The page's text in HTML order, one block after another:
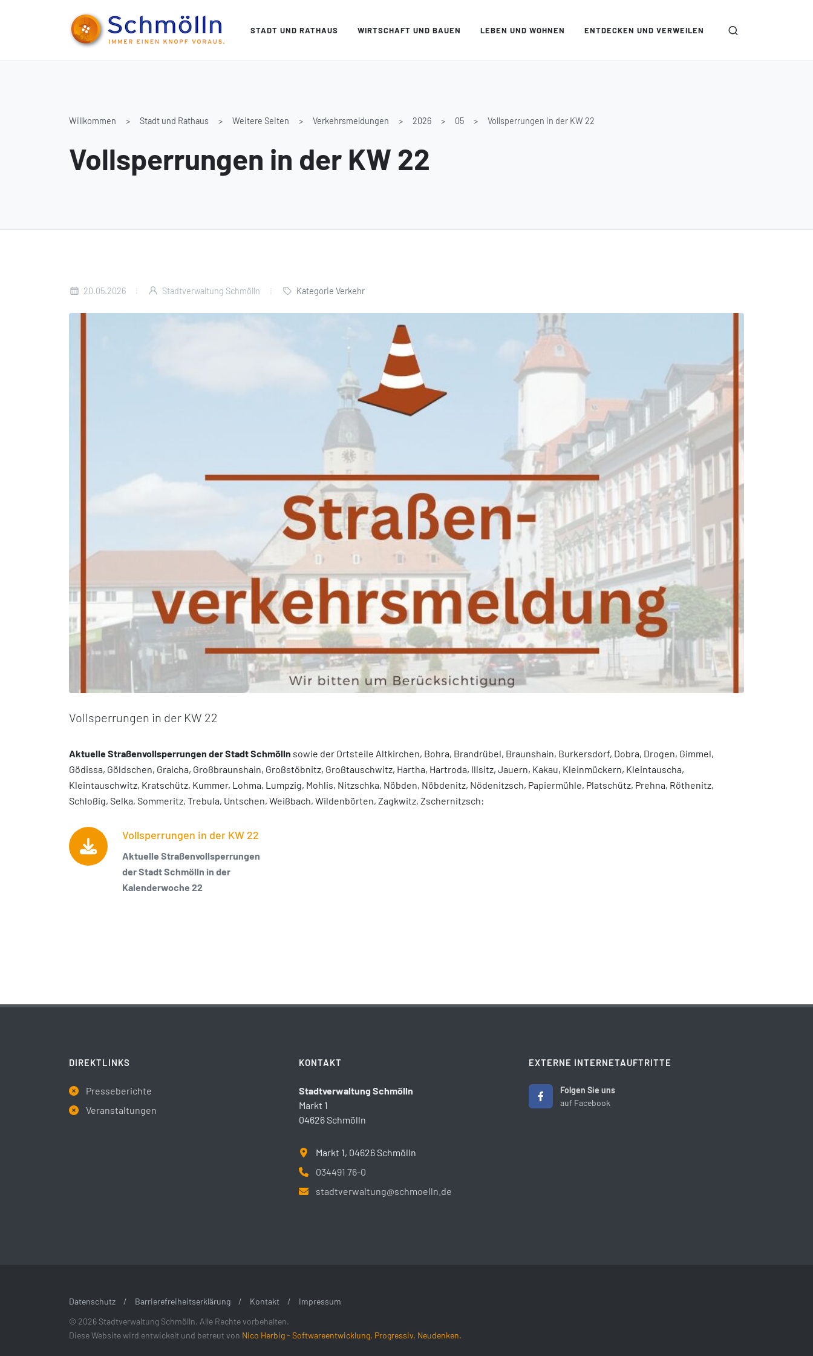
STADT UND RATHAUS WIRTSCHAFT UND BAUEN LEBEN UND WOHNEN ENTDECKEN UND VERWEILEN
Willkommen Stadt und Rathaus Weitere Seiten Verkehrsmeldungen 2026 05 Vollsperrungen in der KW 22
Vollsperrungen in der KW 22
20.05.2026 Stadtverwaltung Schmölln Kategorie Verkehr
Vollsperrungen in der KW 22
Aktuelle Straßenvollsperrungen der Stadt Schmölln sowie der Ortsteile Altkirchen, Bohra, Brandrübel, Braunshain, Burkersdorf, Dobra, Drogen, Gimmel,
Gödissa, Göldschen, Graicha, Großbraunshain, Großstöbnitz, Großtauschwitz, Hartha, Hartroda, Illsitz, Jauern, Kakau, Kleinmückern, Kleintauscha,
Kleintauschwitz, Kratschütz, Kummer, Lohma, Lumpzig, Mohlis, Nitzschka, Nöbden, Nöbdenitz, Nödenitzsch, Papiermühle, Platschütz, Prehna, Röthenitz,
Schloßig, Selka, Sommeritz, Trebula, Untschen, Weißbach, Wildenbörten, Zagkwitz, Zschernitzsch:
Vollsperrungen in der KW 22
Aktuelle Straßenvollsperrungen
der Stadt Schmölln in der
Kalenderwoche 22
DIREKTLINKS
Presseberichte
Veranstaltungen
KONTAKT
Stadtverwaltung Schmölln
Markt 1
04626 Schmölln
Markt 1, 04626 Schmölln
034491 76-0
stadtverwaltung@schmoelln.de
EXTERNE INTERNETAUFTRITTE
Folgen Sie uns
auf Facebook
Datenschutz / Barrierefreiheitserklärung / Kontakt /
Impressum
© 2026 Stadtverwaltung Schmölln. Alle Rechte vorbehalten.
Diese Website wird entwickelt und betreut von Nico Herbig - Softwareentwicklung. Progressiv. Neudenken.